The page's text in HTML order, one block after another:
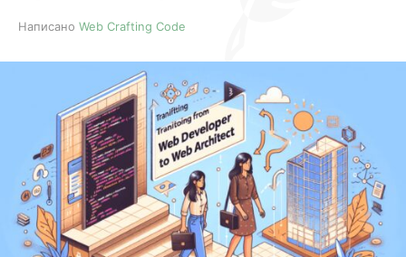
Написано Web Crafting Code